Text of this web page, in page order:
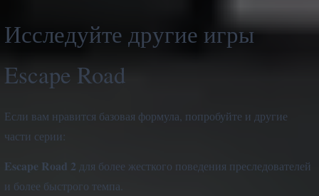
Исследуйте другие игры
Escape Road
Если вам нравится базовая формула, попробуйте и другие
части серии:
Escape Road 2 для более жесткого поведения преследователей
и более быстрого темпа.